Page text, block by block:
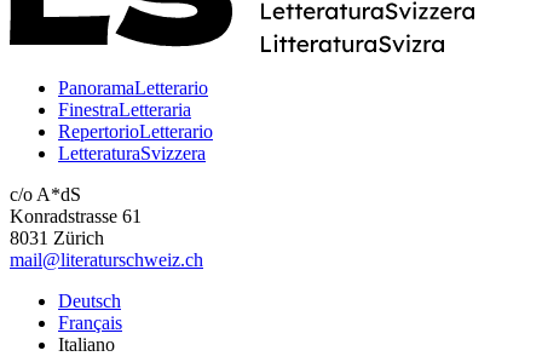
PanoramaLetterario
FinestraLetteraria
RepertorioLetterario
LetteraturaSvizzera
c/o A*dS
Konradstrasse 61
8031 Zürich
mail@literaturschweiz.ch
Deutsch
Français
Italiano